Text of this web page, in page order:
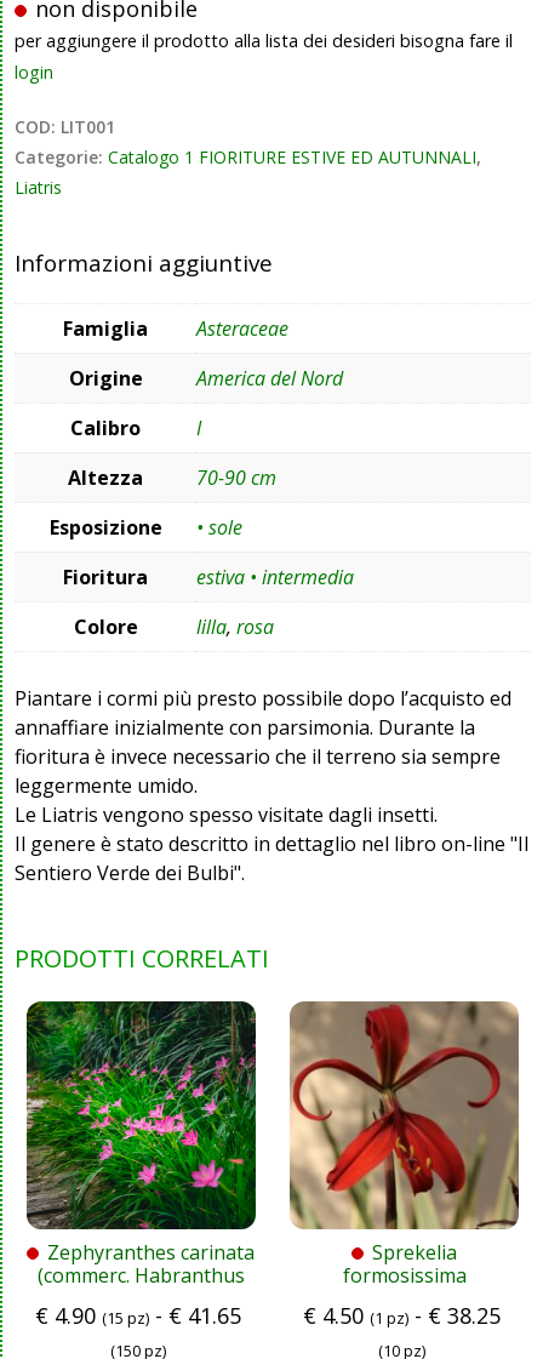
non disponibile
per aggiungere il prodotto alla lista dei desideri bisogna fare il
login
COD: LIT001
Categorie: Catalogo 1 FIORITURE ESTIVE ED AUTUNNALI,
Liatris
Informazioni aggiuntive
Famiglia
Asteraceae
Origine
America del Nord
Calibro
I
Altezza
70-90 cm
Esposizione
• sole
Fioritura
estiva • intermedia
Colore
lilla, rosa
Piantare i cormi più presto possibile dopo l’acquisto ed
annaffiare inizialmente con parsimonia. Durante la
fioritura è invece necessario che il terreno sia sempre
leggermente umido.
Le Liatris vengono spesso visitate dagli insetti.
Il genere è stato descritto in dettaglio nel libro on-line "Il
Sentiero Verde dei Bulbi".
PRODOTTI CORRELATI
Zephyranthes carinata
(commerc. Habranthus
€4.90 (15 pz)- €41.65
(150 pz)
Sprekelia
formosissima
€4.50 (1 pz)- €38.25
(10 pz)